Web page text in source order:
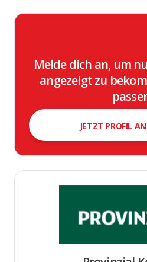
Melde dich an, um
angezeigt zu
JETZT PROFIL